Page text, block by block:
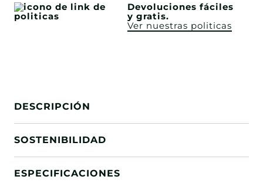
Devoluciones fáciles
y gratis.
Ver nuestras politicas
DESCRIPCIÓN
SOSTENIBILIDAD
ESPECIFICACIONES